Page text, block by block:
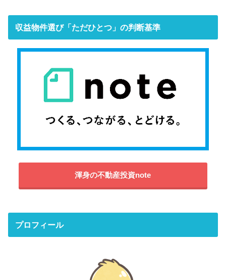
収益物件選び「ただひとつ」の判断基準
渾身の不動産投資note
プロフィール